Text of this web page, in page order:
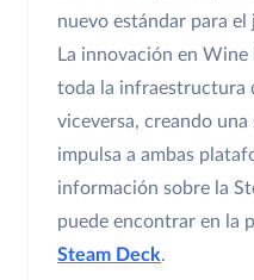
nuevo estándar para el
La innovación en
toda la infraestructura
viceversa, creando
impulsa a ambas
información sobre la
puede encontrar en la
Steam Deck.